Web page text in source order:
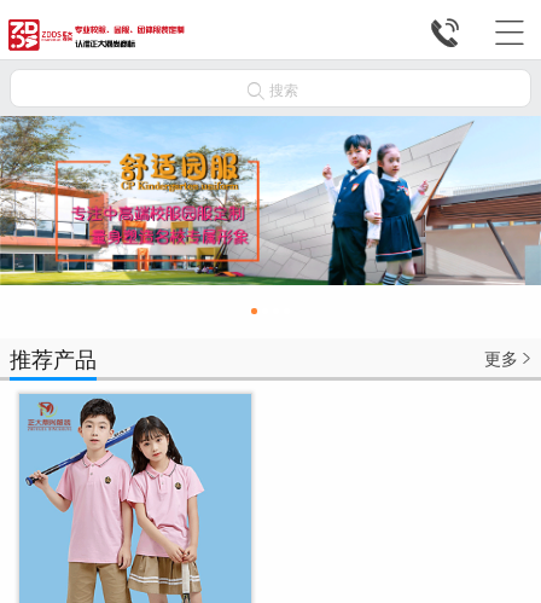


 搜索
推荐产品 更多 